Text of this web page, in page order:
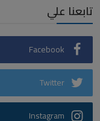
تابعنا علي
Facebook
Twitter
Instagram